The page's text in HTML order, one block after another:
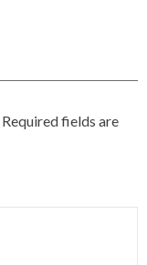
Required fields are